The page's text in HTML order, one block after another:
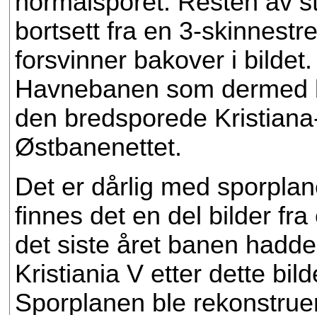
bortsett fra en 3-
forsvinner bakover i
Havnebanen som
den bredsporede
Østbanenettet.
Det er dårlig med
finnes det en del bilder
det siste året banen
Kristiania V etter dette
Sporplanen ble